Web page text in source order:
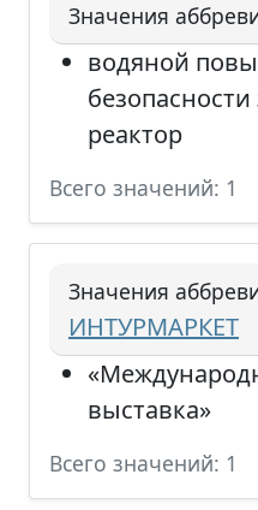
Значения
водяной
реактор
Всего значений: 1
Значения
ИНТУРМАРКЕТ
выставка»
Всего значений: 1